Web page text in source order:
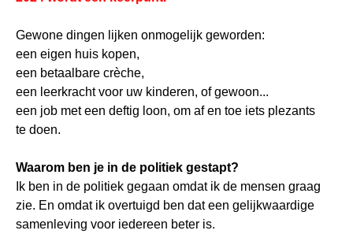
Gewone dingen lijken onmogelijk geworden:
een eigen huis kopen,
een betaalbare crèche,
een leerkracht voor uw kinderen, of gewoon...
een job met een deftig loon, om af en toe iets plezants
te doen.
Waarom ben je in de politiek gestapt?
Ik ben in de politiek gegaan omdat ik de mensen graag
zie. En omdat ik overtuigd ben dat een gelijkwaardige
samenleving voor iedereen beter is.